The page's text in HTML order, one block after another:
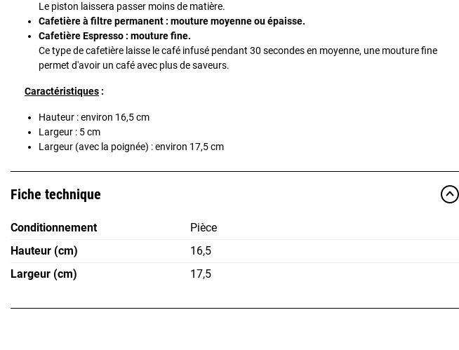
Le piston laissera passer moins de matière.
Cafetière à filtre permanent : mouture moyenne ou épaisse.
Cafetière Espresso : mouture fine.
Ce type de cafetière laisse le café infusé pendant 30 secondes en moyenne, une mouture fine
permet d'avoir un café avec plus de saveurs.
Caractéristiques :
Hauteur : environ 16,5 cm
Largeur : 5 cm
Largeur (avec la poignée) : environ 17,5 cm
Fiche technique
Conditionnement
Pièce
Hauteur (cm)
16,5
Largeur (cm)
17,5